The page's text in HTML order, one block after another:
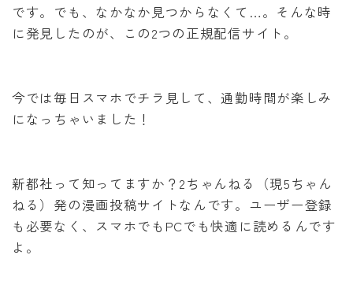
です。でも、なかなか見つからなくて…。そんな時
に発見したのが、この2つの正規配信サイト。
今では毎日スマホでチラ見して、通勤時間が楽しみ
になっちゃいました！
新都社って知ってますか？2ちゃんねる（現5ちゃん
ねる）発の漫画投稿サイトなんです。ユーザー登録
も必要なく、スマホでもPCでも快適に読めるんです
よ。